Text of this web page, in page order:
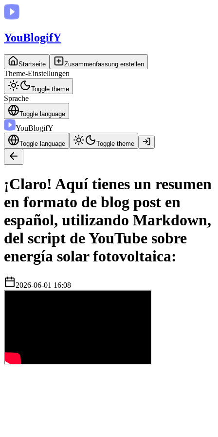
YouBlogifY
Startseite Zusammenfassung erstellen
Theme-Einstellungen
Toggle theme
Sprache
Toggle language
YouBlogifY
Toggle language Toggle theme
¡Claro! Aquí tienes un resumen
en formato de blog post en
español, utilizando Markdown,
del script de YouTube sobre
energía solar fotovoltaica:
2026-06-01 16:08